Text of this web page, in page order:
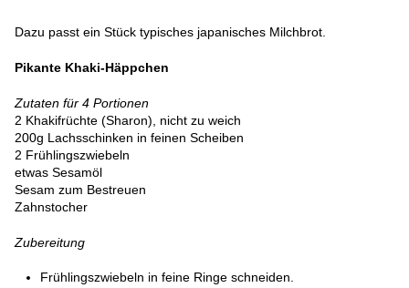
Dazu passt ein Stück typisches japanisches Milchbrot.
Pikante Khaki‑Häppchen
Zutaten für 4 Portionen
2 Khakifrüchte (Sharon), nicht zu weich
200g Lachsschinken in feinen Scheiben
2 Frühlingszwiebeln
etwas Sesamöl
Sesam zum Bestreuen
Zahnstocher
Zubereitung
Frühlingszwiebeln in feine Ringe schneiden.